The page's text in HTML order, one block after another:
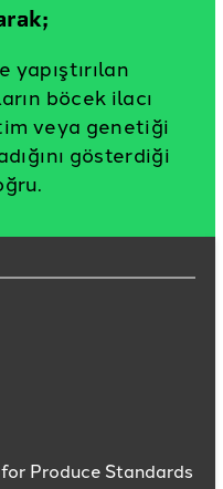
böcek ilacı
veya genetiği
gösterdiği
Produce Standards